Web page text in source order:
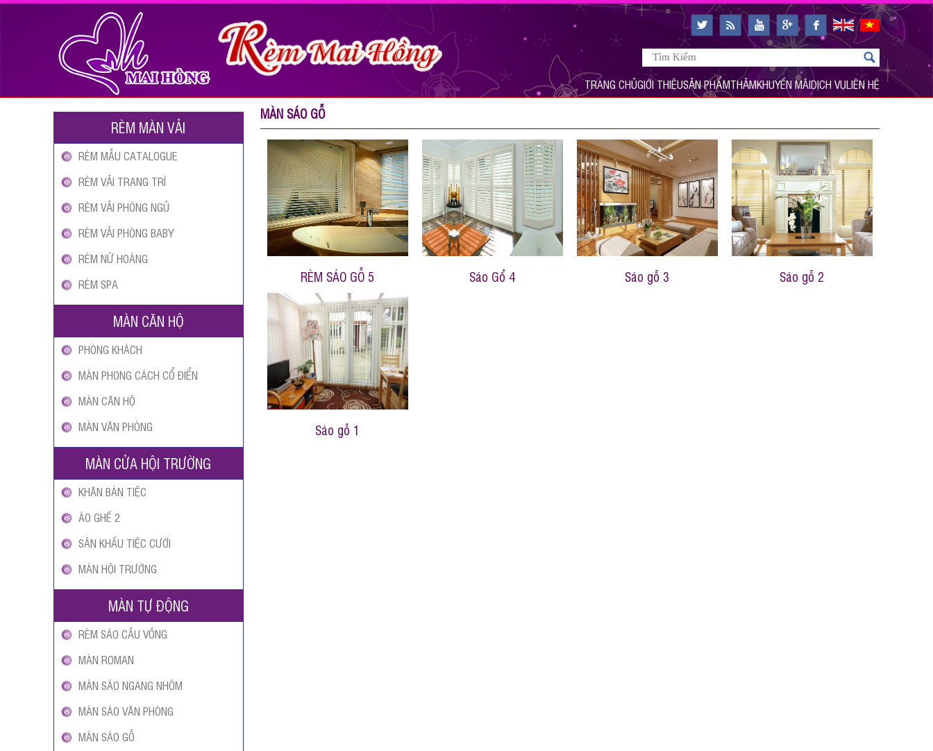
TRANG CHỦGIỚI THIỆUSẢN PHẨMTHẢMKHUYẾN MÃIDỊCH VỤLIÊN HỆ
RÈM MÀN VẢI
RÈM MẪU CATALOGUE
RÈM VẢI TRANG TRÍ
RÈM VẢI PHÒNG NGỦ
RÈM VẢI PHÒNG BABY
RÈM NỮ HOÀNG
RÈM SPA
MÀN CĂN HỘ
PHÒNG KHÁCH
MÀN PHONG CÁCH CỔ ĐIỂN
MÀN CĂN HỘ
MÀN VĂN PHÒNG
MÀN CỬA HỘI TRƯỜNG
KHĂN BÀN TIỆC
ÁO GHẾ 2
SÂN KHẤU TIỆC CƯỚI
MÀN HỘI TRƯỜNG
MÀN TỰ ĐỘNG
RÈM SÁO CẦU VỒNG
MÀN ROMAN
MÀN SÁO NGANG NHÔM
MÀN SÁO VĂN PHÒNG
MÀN SÁO GỖ
MÀN SÁO GỖ
RÈM SÁO GỖ 5 Sáo Gổ 4 Sáo gỗ 3 Sáo gỗ 2
Sáo gỗ 1